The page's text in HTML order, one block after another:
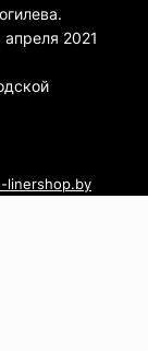
2021
linershop.by